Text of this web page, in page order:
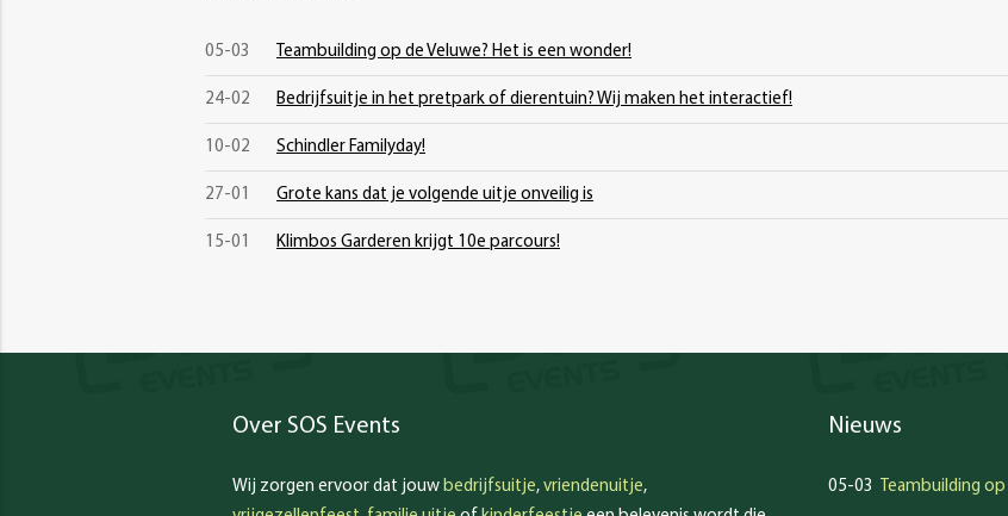
05-03 Teambuilding op de Veluwe? Het is een wonder!
24-02 Bedrijfsuitje in het pretpark of dierentuin? Wij maken het interactief!
10-02 Schindler Familyday!
27-01 Grote kans dat je volgende uitje onveilig is
15-01 Klimbos Garderen krijgt 10e parcours!
Over SOS Events
Wij zorgen ervoor dat jouw bedrijfsuitje, vriendenuitje,
Nieuws
05-03
Teambuilding op